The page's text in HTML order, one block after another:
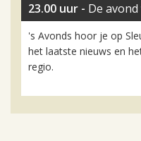
23.00 uur - De
's Avonds hoor je op
het laatste nieuws en
regio.